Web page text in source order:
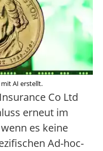
mit AI erstellt.
Co Ltd
erneut im
es keine
Ad-hoc-